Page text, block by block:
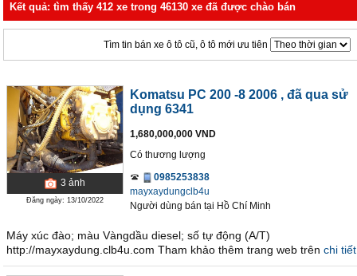
Kết quả: tìm thấy 412 xe trong 46130 xe đã được chào bán
Tìm tin bán xe ô tô cũ, ô tô mới ưu tiên
3 ảnh
Đăng ngày: 13/10/2022
Komatsu PC 200 -8 2006 , đã qua sử
dụng 6341
1,680,000,000 VND
Có thương lượng
0985253838
mayxaydungclb4u
Người dùng bán tại Hồ Chí Minh
Máy xúc đào; màu Vàngdầu diesel; số tự động (A/T)
http://mayxaydung.clb4u.com Tham khảo thêm trang web trên chi tiết